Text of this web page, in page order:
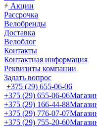
Акции
Рассрочка
Велобренды
Доставка
Велоблог
Контакты
Контактная информация
Реквизиты компании
Задать вопрос
+375 (29) 655-06-06
+375 (29) 655-06-06
+375 (29) 166-44-88
+375 (29) 776-07-07
+375 (29) 755-20-60